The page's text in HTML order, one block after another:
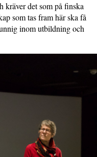
kräver det som på finska
som tas fram här ska få
inom utbildning och